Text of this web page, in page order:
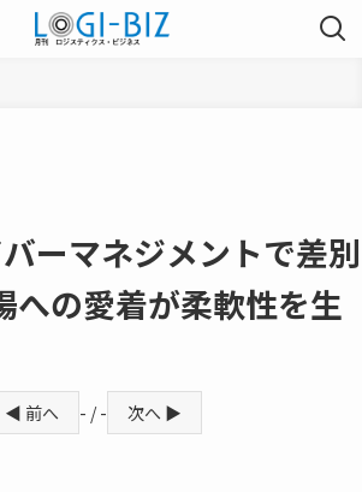
ーマネジメントで差別
の愛着が柔軟性を生
◀ 前へ - / - 次へ ▶